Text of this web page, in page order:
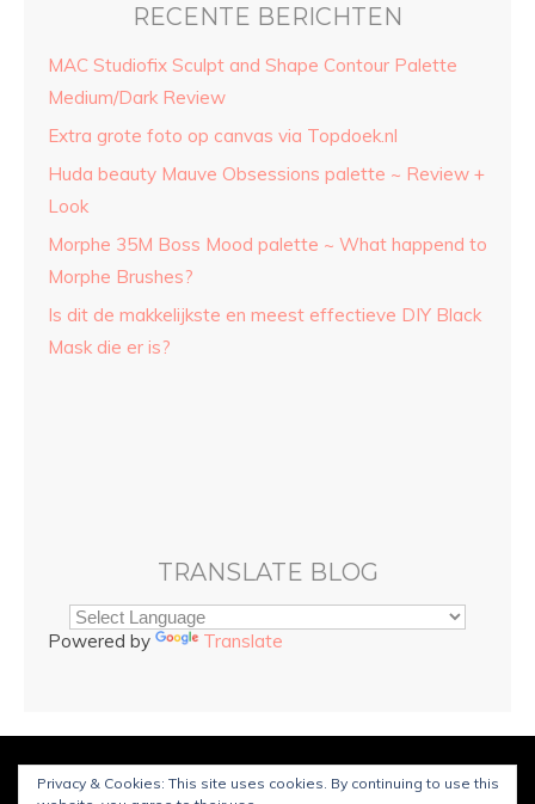
RECENTE BERICHTEN
MAC Studiofix Sculpt and Shape Contour Palette
Medium/Dark Review
Extra grote foto op canvas via Topdoek.nl
Huda beauty Mauve Obsessions palette ~ Review +
Look
Morphe 35M Boss Mood palette ~ What happend to
Morphe Brushes?
Is dit de makkelijkste en meest effectieve DIY Black
Mask die er is?
TRANSLATE BLOG
Powered by Translate
© CopyrightSarah and Beauty2025. Mogelijk gemaakt door
WordPress.Ontworpen door Bluchic
Privacy & Cookies: This site uses cookies. By continuing to use this